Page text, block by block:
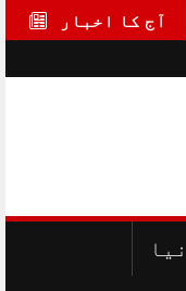
آج کا اخبار